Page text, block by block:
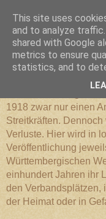
1918 zwar nur einen
Streitkräften.
Verluste. Hier wird in
Veröffentlichung
Württembergischen
einhundert Jahren ihr
den Verbandsplätzen,
der Heimat oder in
This site uses
and to analyze
shared with Google
metrics to ensure
statistics, and to